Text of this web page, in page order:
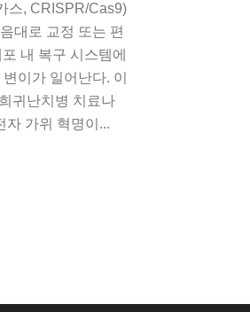
스, CRISPR/Cas9)
대로 교정 또는 편
내 복구 시스템에
이가 일어난다. 이
귀난치병 치료나
자 가위 혁명이...